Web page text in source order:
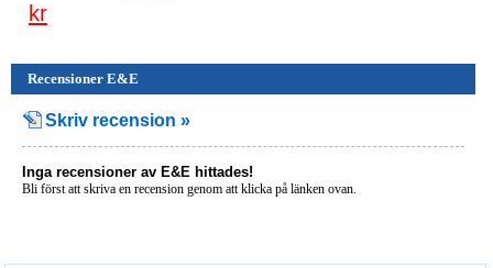
kr
Recensioner E&E
Skriv recension »
Inga recensioner av E&E hittades!
Bli först att skriva en recension genom att klicka på länken ovan.